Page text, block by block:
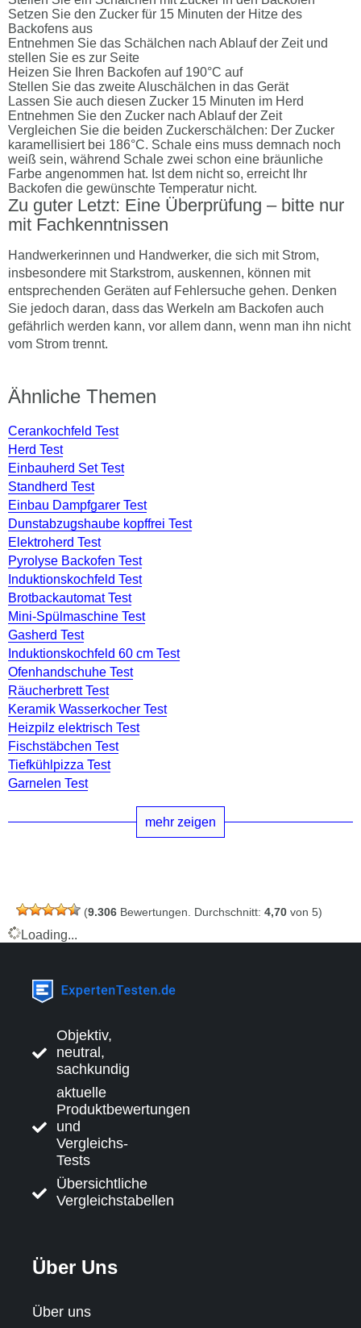
Setzen Sie den Zucker für 15 Minuten der Hitze des
Backofens aus
Entnehmen Sie das Schälchen nach Ablauf der Zeit und
stellen Sie es zur Seite
Heizen Sie Ihren Backofen auf 190°C auf
Stellen Sie das zweite Aluschälchen in das Gerät
Lassen Sie auch diesen Zucker 15 Minuten im Herd
Entnehmen Sie den Zucker nach Ablauf der Zeit
Vergleichen Sie die beiden Zuckerschälchen: Der Zucker
karamellisiert bei 186°C. Schale eins muss demnach noch
weiß sein, während Schale zwei schon eine bräunliche
Farbe angenommen hat. Ist dem nicht so, erreicht Ihr
Backofen die gewünschte Temperatur nicht.
Zu guter Letzt: Eine Überprüfung – bitte nur
mit Fachkenntnissen
Handwerkerinnen und Handwerker, die sich mit Strom,
insbesondere mit Starkstrom, auskennen, können mit
entsprechenden Geräten auf Fehlersuche gehen. Denken
Sie jedoch daran, dass das Werkeln am Backofen auch
gefährlich werden kann, vor allem dann, wenn man ihn nicht
vom Strom trennt.
Ähnliche Themen
Cerankochfeld Test
Herd Test
Einbauherd Set Test
Standherd Test
Einbau Dampfgarer Test
Dunstabzugshaube kopffrei Test
Elektroherd Test
Pyrolyse Backofen Test
Induktionskochfeld Test
Brotbackautomat Test
Mini-Spülmaschine Test
Gasherd Test
Induktionskochfeld 60 cm Test
Ofenhandschuhe Test
Räucherbrett Test
Keramik Wasserkocher Test
Heizpilz elektrisch Test
Fischstäbchen Test
Tiefkühlpizza Test
Garnelen Test
mehr zeigen
(9.306 Bewertungen. Durchschnitt: 4,70 von 5)
Loading...
Objektiv,
neutral,
sachkundig
aktuelle
Produktbewertungen
und
Vergleichs-
Tests
Übersichtliche
Vergleichstabellen
Über Uns
Über uns